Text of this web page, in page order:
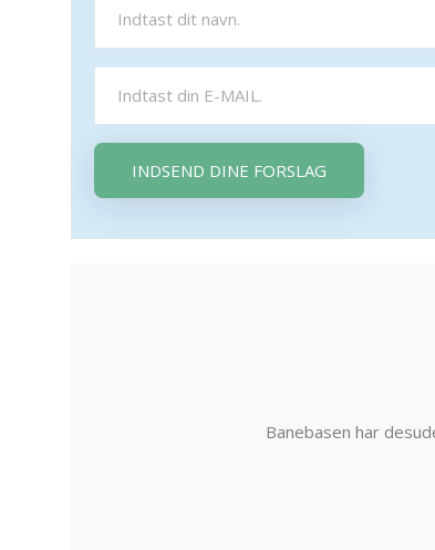
INDSEND DINE FORSLAG
Banebasen har